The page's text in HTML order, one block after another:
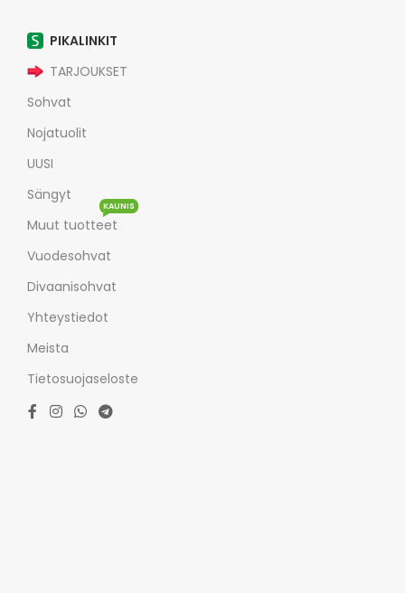
PIKALINKIT
TARJOUKSET
Sohvat
Nojatuolit
UUSI
Sängyt
Muut tuotteet
KAUNIS
Vuodesohvat
Divaanisohvat
Yhteystiedot
Meista
Tietosuojaseloste